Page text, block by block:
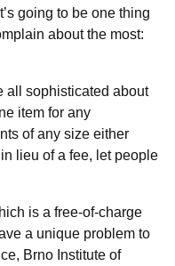
going to be one thing
about the most:
all sophisticated about
item for any
of any size either
lieu of a fee, let people
is a free-of-charge
a unique problem to
Brno Institute of